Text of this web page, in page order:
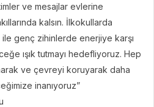
ve mesajlar evlerine
kalsın. İlkokullarda
genç zihinlerde enerjiye karşı
ışık tutmayı hedefliyoruz. Hep
ve çevreyi koruyarak daha
inanıyoruz”